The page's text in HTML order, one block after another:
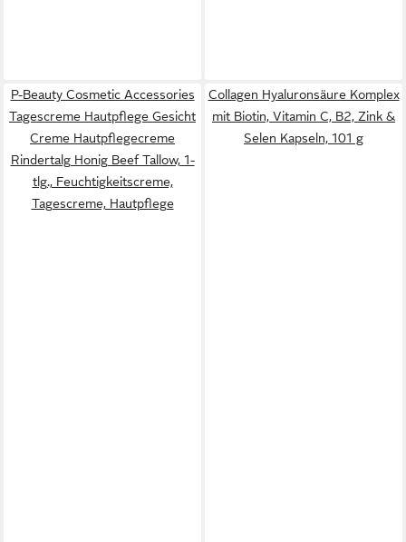
P-Beauty Cosmetic Accessories
Tagescreme Hautpflege Gesicht
Creme Hautpflegecreme
Rindertalg Honig Beef Tallow, 1-
tlg., Feuchtigkeitscreme,
Tagescreme, Hautpflege
Collagen Hyaluronsäure Komplex
mit Biotin, Vitamin C, B2, Zink &
Selen Kapseln, 101 g